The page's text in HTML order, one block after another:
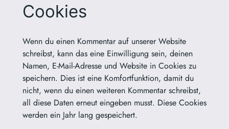
Cookies
Wenn du einen Kommentar auf unserer Website
schreibst, kann das eine Einwilligung sein, deinen
Namen, E-Mail-Adresse und Website in Cookies zu
speichern. Dies ist eine Komfortfunktion, damit du
nicht, wenn du einen weiteren Kommentar schreibst,
all diese Daten erneut eingeben musst. Diese Cookies
werden ein Jahr lang gespeichert.